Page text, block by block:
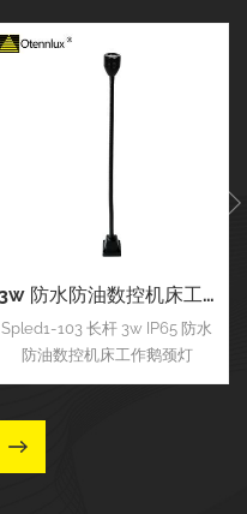
3w 防水防油数控机床工作鹅颈射灯
Spled1-103 长杆 3w IP65 防水
防油数控机床工作鹅颈灯